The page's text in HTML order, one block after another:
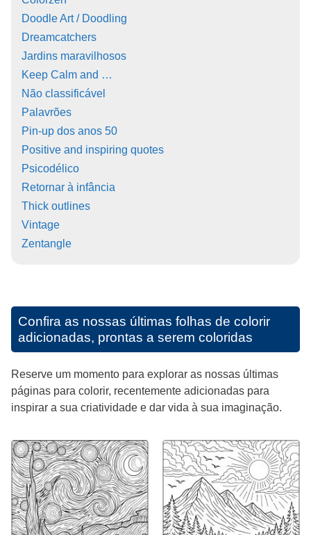
Doodle Art / Doodling
Dreamcatchers
Jardins maravilhosos
Keep Calm and …
Não classificável
Palavrões
Pin-up dos anos 50
Positive and inspiring quotes
Psicodélico
Retornar à infância
Thick outlines
Vintage
Zentangle
Confira as nossas últimas folhas de colorir
adicionadas, prontas a serem coloridas
Reserve um momento para explorar as nossas últimas
páginas para colorir, recentemente adicionadas para
inspirar a sua criatividade e dar vida à sua imaginação.